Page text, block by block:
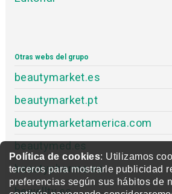
Política de cookies: Utilizamos
terceros para mostrarle publicidad
preferencias según sus hábitos de
Otras webs del grupo
beautymarket.es
beautymarket.pt
beautymarketamerica.com
beautymed.es
beautypharma.es
bewellty.es